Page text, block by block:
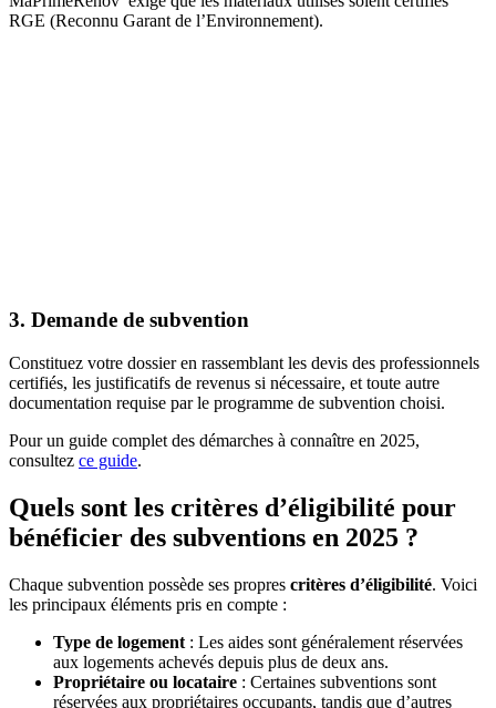
RGE (Reconnu Garant de l’Environnement).
3. Demande de subvention
Constituez votre dossier en rassemblant les devis des professionnels
certifiés, les justificatifs de revenus si nécessaire, et toute autre
documentation requise par le programme de subvention choisi.
Pour un guide complet des démarches à connaître en 2025,
consultez ce guide.
Quels sont les critères d’éligibilité pour
bénéficier des subventions en 2025 ?
Chaque subvention possède ses propres critères d’éligibilité. Voici
les principaux éléments pris en compte :
Type de logement : Les aides sont généralement réservées
aux logements achevés depuis plus de deux ans.
Propriétaire ou locataire : Certaines subventions sont
réservées aux propriétaires occupants, tandis que d’autres